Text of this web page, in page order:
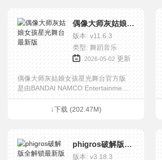
偶像大师灰姑娘女孩星光舞台最新版
版本: v11.6.3
类型: 舞蹈音乐
2026-05-02 更新
偶像大师灰姑娘女孩星光舞台官方版
是由BANDAI NAMCO Entertainment
推出的一款偶像养成音乐节奏游戏，
日文名称デレステ，玩家可以扮演偶
↓下载 (202.47M)
phigros破解版全解锁最新版
版本: v3.18.3